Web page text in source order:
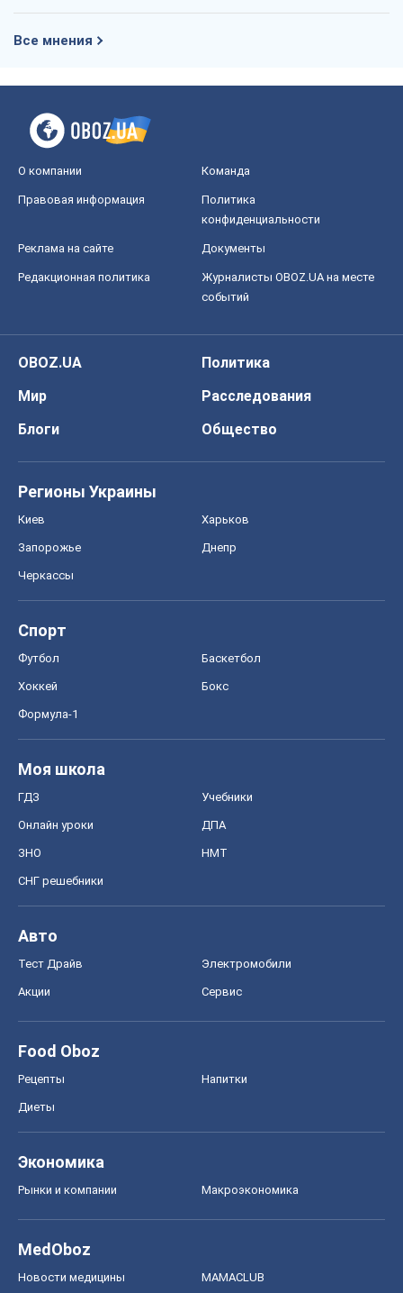
Все мнения
О компании Команда
Правовая информация
Политика
конфиденциальности
Реклама на сайте Документы
Редакционная политика
Журналисты OBOZ.UA на месте
событий
OBOZ.UA
Политика
Мир
Расследования
Блоги
Общество
Регионы Украины
Киев Харьков
Запорожье Днепр
Черкассы
Спорт
Футбол Баскетбол
Хоккей Бокс
Формула-1
Моя школа
ГДЗ Учебники
Онлайн уроки ДПА
ЗНО НМТ
СНГ решебники
Авто
Тест Драйв Электромобили
Акции Сервис
Food Oboz
Рецепты Напитки
Диеты
Экономика
Рынки и компании Mакроэкономика
MedOboz
Новости медицины MAMACLUB